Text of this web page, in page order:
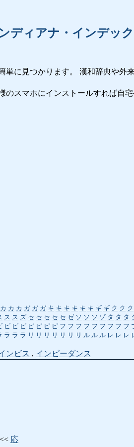
ディアナ・インデッ
に見つかります。 漢和辞典や外
のスマホにインストールすれば自
カ カ カ ガ ガ ガ キ キ キ キ キ キ ギ ギ ク ク ク
ス ス ズ セ セ セ セ セ ゼ ソ ソ ソ ゾ タ タ タ
ビ ビ ビ ピ ピ ピ ピ フ フ フ フ フ フ フ フ フ
ラ ラ ラ リ リ リ リ リ リ リ ル ル ル レ レ レ
ンビス , インピーダンス
応